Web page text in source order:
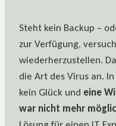
Steht kein Backup –
zur Verfügung,
wiederherzustellen.
die Art des Virus an.
kein Glück und eine
war nicht mehr